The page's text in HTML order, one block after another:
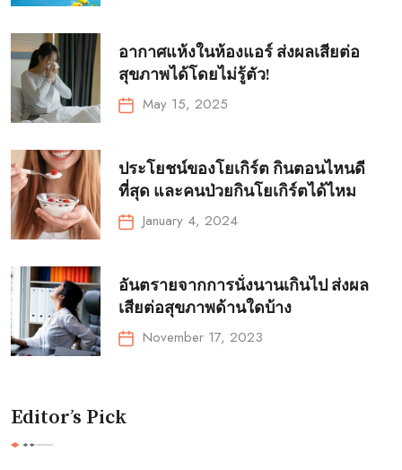
อากาศแห้งในห้องแอร์ ส่งผลเสียต่อ
สุขภาพได้โดยไม่รู้ตัว!
May 15, 2025
ประโยชน์ของโยเกิร์ต กินตอนไหนดี
ที่สุด และคนป่วยกินโยเกิร์ตได้ไหม
January 4, 2024
อันตรายจากการนั่งนานเกินไป ส่งผล
เสียต่อสุขภาพด้านใดบ้าง
November 17, 2023
Editor’s Pick